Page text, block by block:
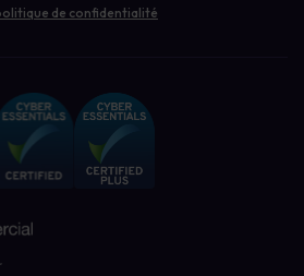
de confidentialité